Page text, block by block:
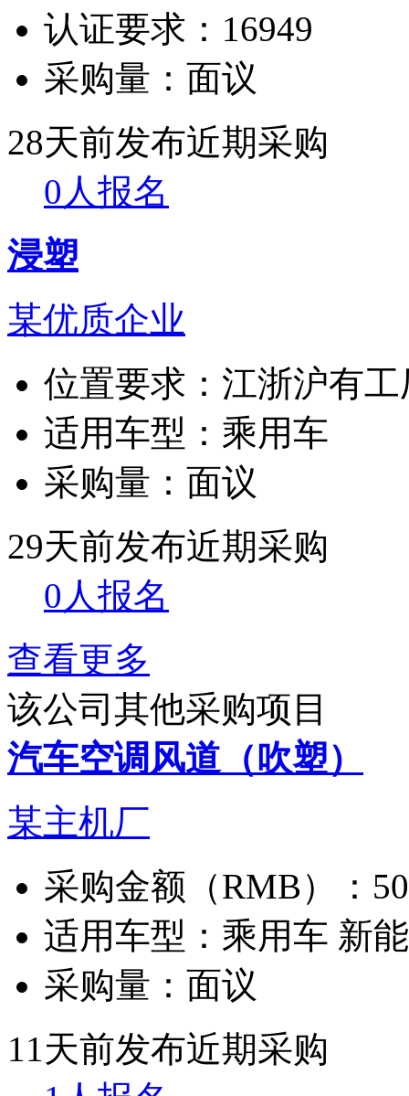
认证要求： 16949
采购量： 面议
28天前发布近期采购
0人报名
浸塑
某优质企业
位置要求： 江浙沪有工
适用车型： 乘用车
采购量： 面议
29天前发布近期采购
0人报名
查看更多
该公司其他采购项目
汽车空调风道（吹塑）
某主机厂
采购金额（RMB）：
适用车型： 乘用车 新
采购量： 面议
11天前发布近期采购